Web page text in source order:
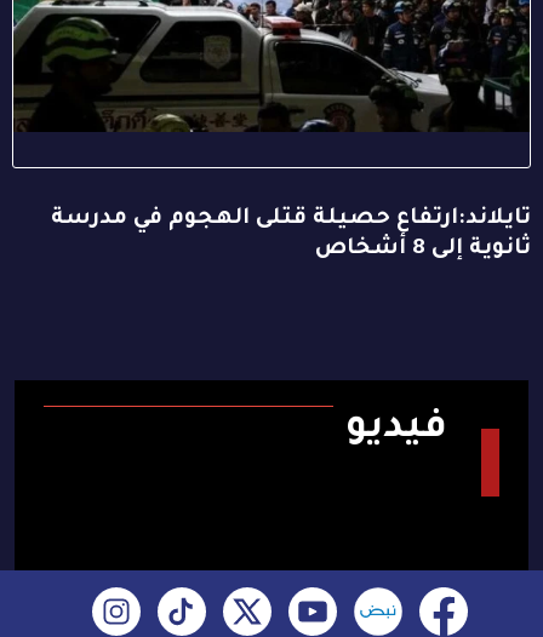
تايلاند:ارتفاع حصيلة قتلى الهجوم في مدرسة
ثانوية إلى 8 أشخاص
فيديو